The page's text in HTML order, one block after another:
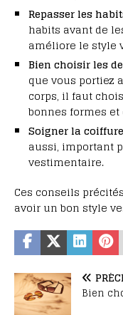
Repasser les
habits avant de
améliore le style
Bien choisir les
que vous portiez
corps, il faut
bonnes formes
Soigner la
aussi, important
vestimentaire.
Ces conseils
avoir un bon style
Bien